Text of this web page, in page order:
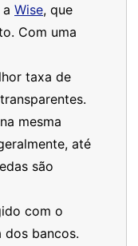
Wise, que
Com uma
taxa de
mesma
até
são
com o
dos bancos.